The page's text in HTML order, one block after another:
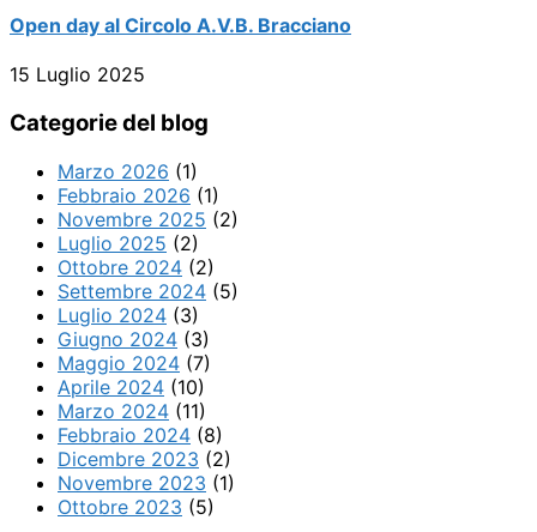
Open day al Circolo A.V.B. Bracciano
15 Luglio 2025
Categorie del blog
Marzo 2026 (1)
Febbraio 2026 (1)
Novembre 2025 (2)
Luglio 2025 (2)
Ottobre 2024 (2)
Settembre 2024 (5)
Luglio 2024 (3)
Giugno 2024 (3)
Maggio 2024 (7)
Aprile 2024 (10)
Marzo 2024 (11)
Febbraio 2024 (8)
Dicembre 2023 (2)
Novembre 2023 (1)
Ottobre 2023 (5)